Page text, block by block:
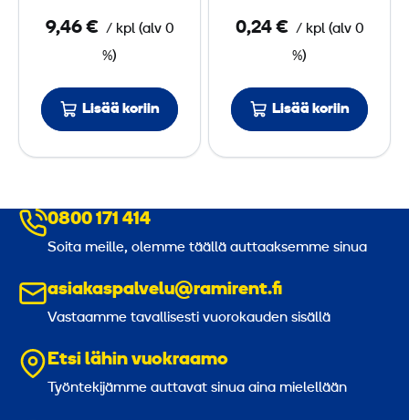
0
ö
2
0
0
0
/
0
,
o
s
9,46 € / kpl (alv 0
%)
Lisää koriin
e
0,24 € / kpl (alv 0
%)
Lisää koriin
0800 171 414
Soita meille, olemme täällä auttaaksemme sinua
asiakaspalvelu@ramirent.fi
Vastaamme tavallisesti vuorokauden sisällä
Etsi lähin vuokraamo
Työntekijämme auttavat sinua aina mielellään